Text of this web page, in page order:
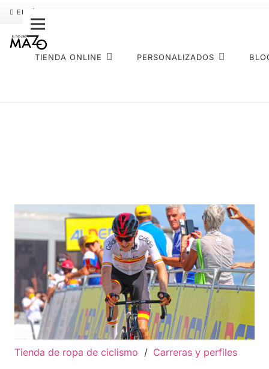
ENVÍO GRATIS
TIENDA ONLINE PERSONALIZADOS
Tienda de ropa de ciclismo / Carreras y perfiles